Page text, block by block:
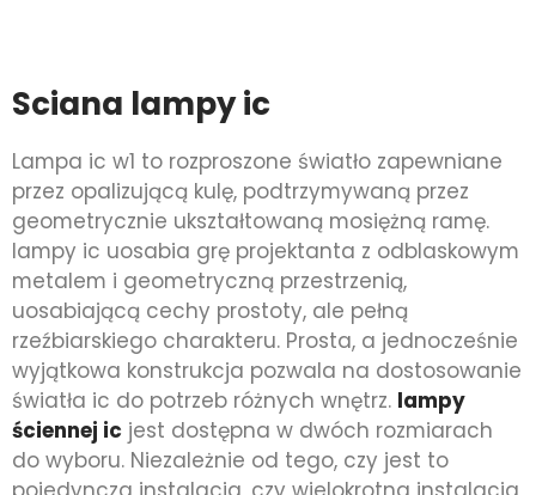
Sciana lampy ic
Lampa ic w1 to rozproszone światło zapewniane
przez opalizującą kulę, podtrzymywaną przez
geometrycznie ukształtowaną mosiężną ramę.
lampy ic uosabia grę projektanta z odblaskowym
metalem i geometryczną przestrzenią,
uosabiającą cechy prostoty, ale pełną
rzeźbiarskiego charakteru. Prosta, a jednocześnie
wyjątkowa konstrukcja pozwala na dostosowanie
światła ic do potrzeb różnych wnętrz. lampy
ściennej ic jest dostępna w dwóch rozmiarach
do wyboru. Niezależnie od tego, czy jest to